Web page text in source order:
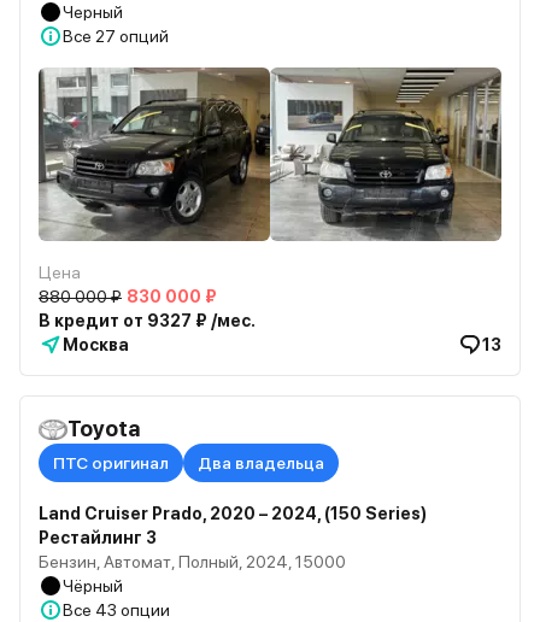
Черный
Все 27 опций
Цена
880 000 ₽ 830 000 ₽
В кредит от 9327 ₽ /мес.
Москва
13
Toyota
ПТС оригинал Два владельца
Land Cruiser Prado, 2020 – 2024, (150 Series)
Рестайлинг 3
Бензин, Автомат, Полный, 2024, 15000
Чёрный
Все 43 опции